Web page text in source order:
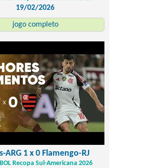
19/02/2026
jogo completo
ARG 1 x 0 Flamengo-RJ
Recopa Sul-Americana 2026